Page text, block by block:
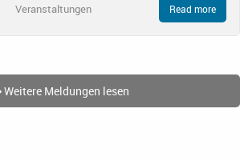
Veranstaltungen Read more
Weitere Meldungen lesen